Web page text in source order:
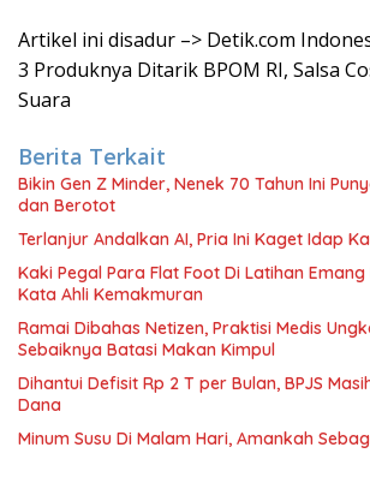
Artikel ini disadur –> Detik.com
3 Produknya Ditarik BPOM RI, Salsa
Suara
Berita Terkait
Bikin Gen Z Minder, Nenek 70 Tahun Ini
dan Berotot
Terlanjur Andalkan AI, Pria Ini Kaget Idap
Kaki Pegal Para Flat Foot Di Latihan Emang
Kata Ahli Kemakmuran
Ramai Dibahas Netizen, Praktisi Medis
Sebaiknya Batasi Makan Kimpul
Dihantui Defisit Rp 2 T per Bulan, BPJS
Dana
Minum Susu Di Malam Hari, Amankah